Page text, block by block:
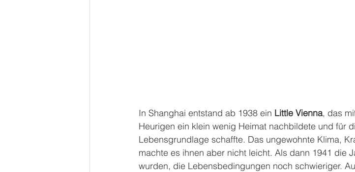
In Shanghai entstand ab 1938 ein Little Vienna, das
Heurigen ein klein wenig Heimat nachbildete und für
Lebensgrundlage schaffte. Das ungewohnte Klima,
machte es ihnen aber nicht leicht. Als dann 1941 die
wurden, die Lebensbedingungen noch schwieriger.